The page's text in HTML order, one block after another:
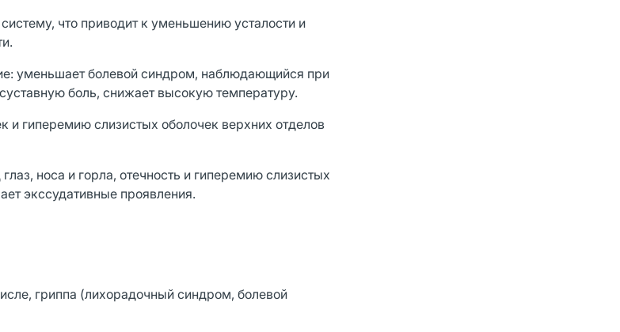
что приводит к уменьшению усталости и
уменьшает болевой синдром, наблюдающийся при
боль, снижает высокую температуру.
гиперемию слизистых оболочек верхних отделов
носа и горла, отечность и гиперемию слизистых
экссудативные проявления.
гриппа (лихорадочный синдром, болевой